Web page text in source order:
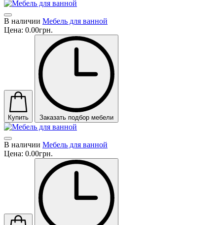
В наличии Мебель для ванной
Цена: 0.00грн.
Купить Заказать подбор мебели
В наличии Мебель для ванной
Цена: 0.00грн.